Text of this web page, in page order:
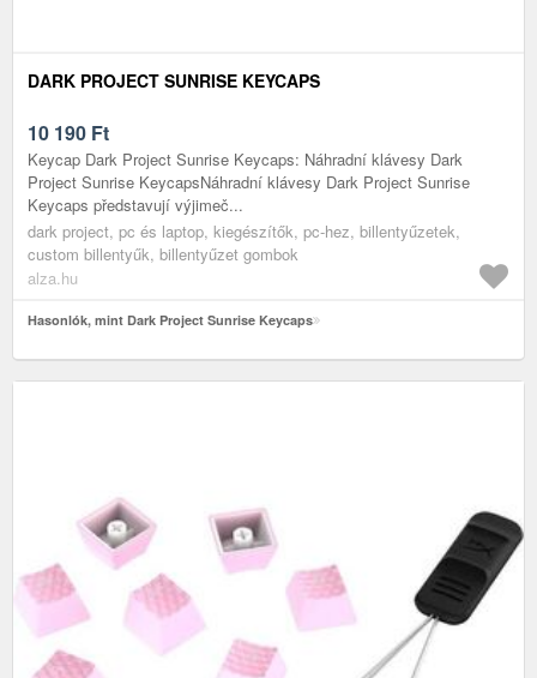
DARK PROJECT SUNRISE KEYCAPS
10 190 Ft
Keycap Dark Project Sunrise Keycaps: Náhradní klávesy Dark
Project Sunrise KeycapsNáhradní klávesy Dark Project Sunrise
Keycaps představují výjimeč...
dark project, pc és laptop, kiegészítők, pc-hez, billentyűzetek,
custom billentyűk, billentyűzet gombok
alza.hu
Hasonlók, mint Dark Project Sunrise Keycaps